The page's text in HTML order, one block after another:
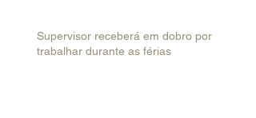
Supervisor receberá em dobro por
trabalhar durante as férias